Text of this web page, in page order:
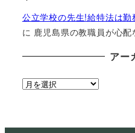
公立学校の先生!給特法は
に 鹿児島県の教職員が心配
アー
ア
イ